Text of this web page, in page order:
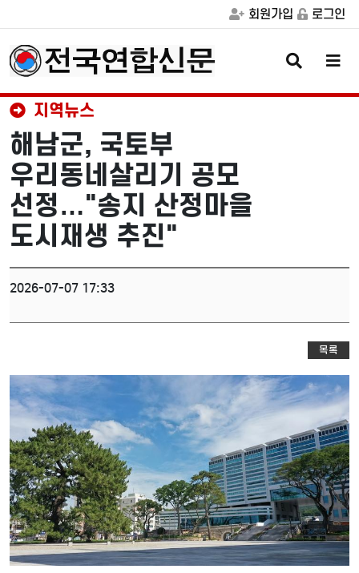
회원가입 로그인
검
색
버
메
버
지역뉴스
해남군, 국토부
우리동네살리기 공모
선정…"송지 산정마을
도시재생 추진"
2026-07-07 17:33
목록